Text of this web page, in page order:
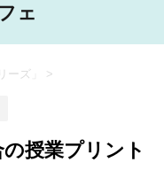
ェ
ズ」 >
授業プリント